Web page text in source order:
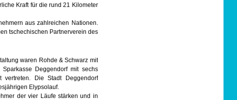
Kraft für die rund 21 Kilometer
aus zahlreichen Nationen.
tschechischen Partnerverein des
waren Rohde & Schwarz mit
Deggendorf mit sechs
vertreten. Die Stadt Deggendorf
Elypsolauf.
der vier Läufe stärken und in